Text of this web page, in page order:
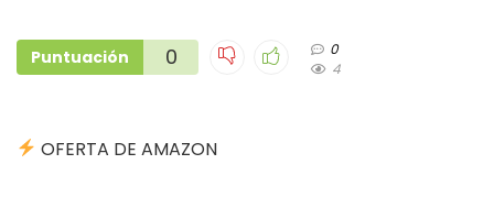
Puntuación 0
0
4
OFERTA DE AMAZON